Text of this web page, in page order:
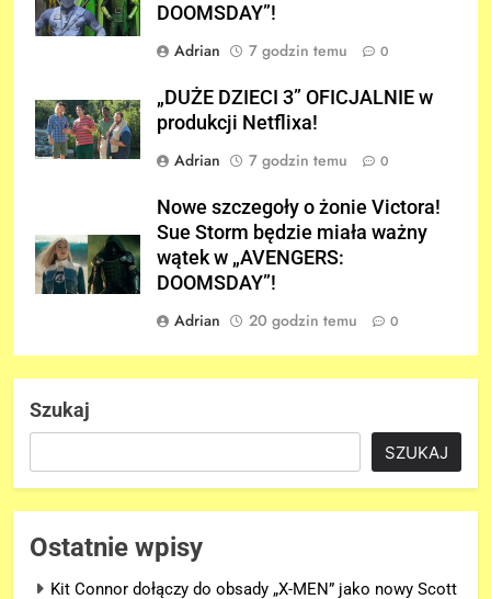
DOOMSDAY”!
Adrian
7 godzin temu 0
„DUŻE DZIECI 3” OFICJALNIE w
produkcji Netflixa!
Adrian
7 godzin temu 0
Nowe szczegoły o żonie Victora!
Sue Storm będzie miała ważny
wątek w „AVENGERS:
DOOMSDAY”!
Adrian
20 godzin temu 0
Szukaj
SZUKAJ
Ostatnie wpisy
Kit Connor dołączy do obsady „X-MEN” jako nowy Scott